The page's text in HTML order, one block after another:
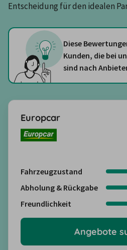
Entscheidung für den idealen
Diese
Kunden, die bei
sind nach
Europcar
Fahrzeugzustand
Abholung & Rückgabe
Freundlichkeit
Angebote